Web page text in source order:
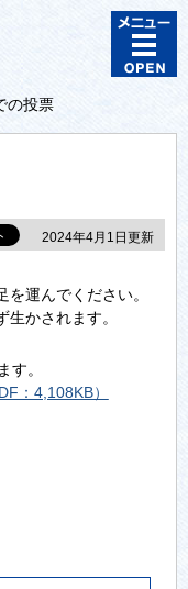
の投票
2024年4月1日更新
運んでください。
かされます。
す。
：4,108KB）